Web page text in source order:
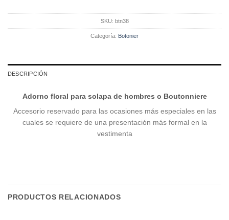
SKU: btn38
Categoría: Botonier
DESCRIPCIÓN
Adorno floral para solapa de hombres o Boutonniere
Accesorio reservado para las ocasiones más especiales en las
cuales se requiere de una presentación más formal en la
vestimenta
PRODUCTOS RELACIONADOS